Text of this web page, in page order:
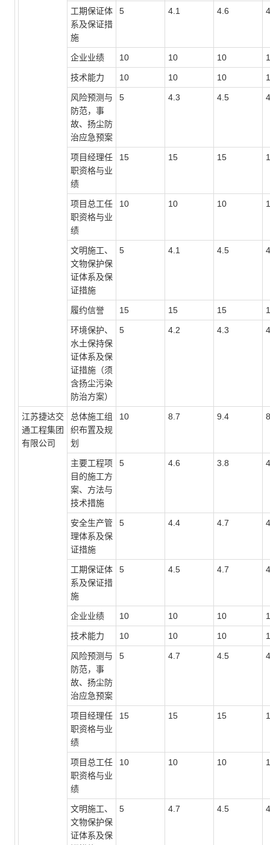
工期保证体
系及保证措
施
5 4.1 4.6
企业业绩 10 10 10
技术能力 10 10 10
风险预测与
防范，事
故、扬尘防
治应急预案
5 4.3 4.5
项目经理任
职资格与业
绩
15 15 15
项目总工任
职资格与业
绩
10 10 10
文明施工、
文物保护保
证体系及保
证措施
5 4.1 4.5
履约信誉 15 15 15
环境保护、
水土保持保
证体系及保
证措施（须
含扬尘污染
防治方案）
5 4.2 4.3 4
江苏捷达交
通工程集团
有限公司
总体施工组
织布置及规
划
10 8.7 9.4
主要工程项
目的施工方
案、方法与
技术措施
5 4.6 3.8
安全生产管
理体系及保
证措施
5 4.4 4.7
工期保证体
系及保证措
施
5 4.5 4.7
企业业绩 10 10 10
技术能力 10 10 10
风险预测与
防范，事
故、扬尘防
治应急预案
5 4.7 4.5 4
项目经理任
职资格与业
绩
15 15 15
项目总工任
职资格与业
绩
10 10 10
文明施工、
文物保护保
证体系及保
5 4.7 4.5